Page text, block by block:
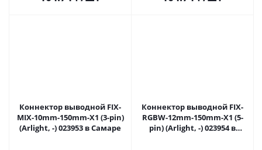
Коннектор выводной FIX-
MIX-10mm-150mm-X1 (3-pin)
(Arlight, -) 023953 в Самаре
Коннектор выводной FIX-
RGBW-12mm-150mm-X1 (5-
pin) (Arlight, -) 023954 в